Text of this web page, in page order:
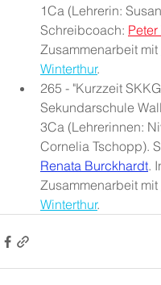
1Ca (Lehrerin:
Schreibcoach:
Zusammenarbeit mit
Winterthur.
265 - "Kurzzeit
Sekundarschule
3Ca (Lehrerinnen:
Cornelia Tschopp).
Renata Burckhardt.
Zusammenarbeit mit
Winterthur.